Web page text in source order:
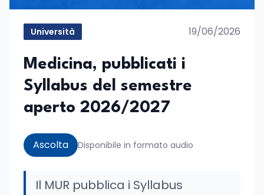
Università 19/06/2026
Medicina, pubblicati i
Syllabus del semestre
aperto 2026/2027
Ascolta Disponibile in formato audio
Il MUR pubblica i Syllabus